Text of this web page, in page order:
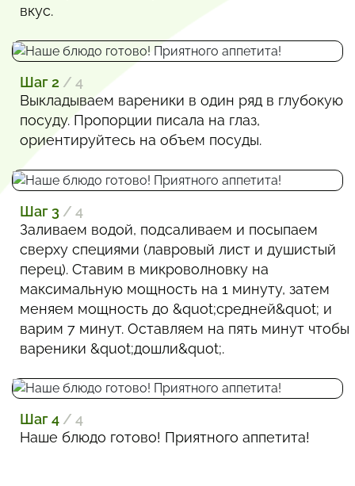
вкус.
Шаг 2 / 4
Выкладываем вареники в один ряд в глубокую
посуду. Пропорции писала на глаз,
ориентируйтесь на объем посуды.
Шаг 3 / 4
Заливаем водой, подсаливаем и посыпаем
сверху специями (лавровый лист и душистый
перец). Ставим в микроволновку на
максимальную мощность на 1 минуту, затем
меняем мощность до &quot;средней&quot; и
варим 7 минут. Оставляем на пять минут чтобы
вареники &quot;дошли&quot;.
Шаг 4 / 4
Наше блюдо готово! Приятного аппетита!